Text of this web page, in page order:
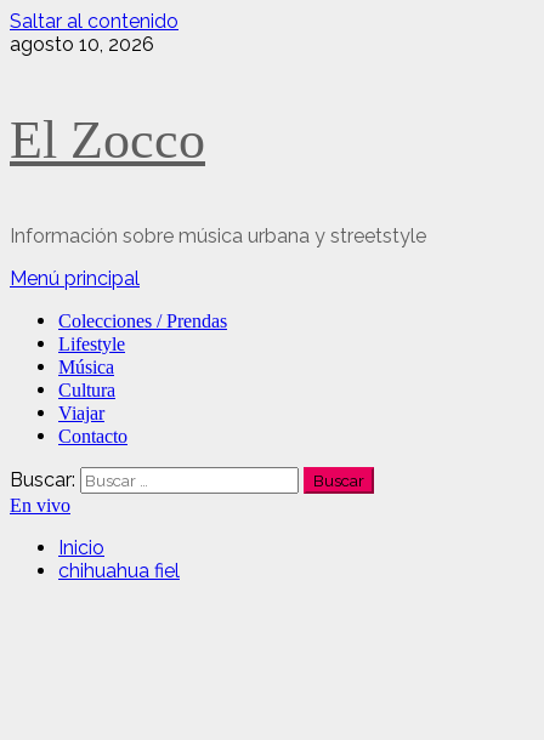
Saltar al contenido
agosto 10, 2026
El Zocco
Información sobre música urbana y streetstyle
Menú principal
Colecciones / Prendas
Lifestyle
Música
Cultura
Viajar
Contacto
Buscar:
En vivo
Inicio
chihuahua fiel